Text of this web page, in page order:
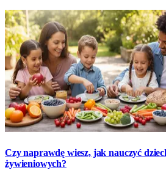
Czy naprawdę wiesz, jak nauczyć
żywieniowych?